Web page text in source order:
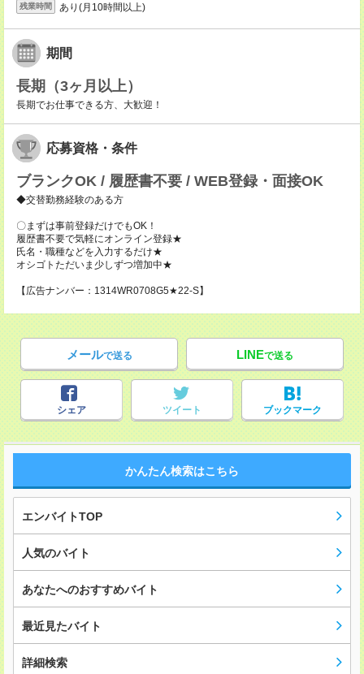
残業時間 あり(月10時間以上)
期間
長期（3ヶ月以上）
長期でお仕事できる方、大歓迎！
応募資格・条件
ブランクOK / 履歴書不要 / WEB登録・面接OK
◆交替勤務経験のある方
〇まずは事前登録だけでもOK！
履歴書不要で気軽にオンライン登録★
氏名・職種などを入力するだけ★
オシゴトただいま少しずつ増加中★
【広告ナンバー：1314WR0708G5★22-S】
メールで送る LINEで送る
シェア ツイート ブックマーク
かんたん検索はこちら
エンバイトTOP
人気のバイト
あなたへのおすすめバイト
最近見たバイト
詳細検索